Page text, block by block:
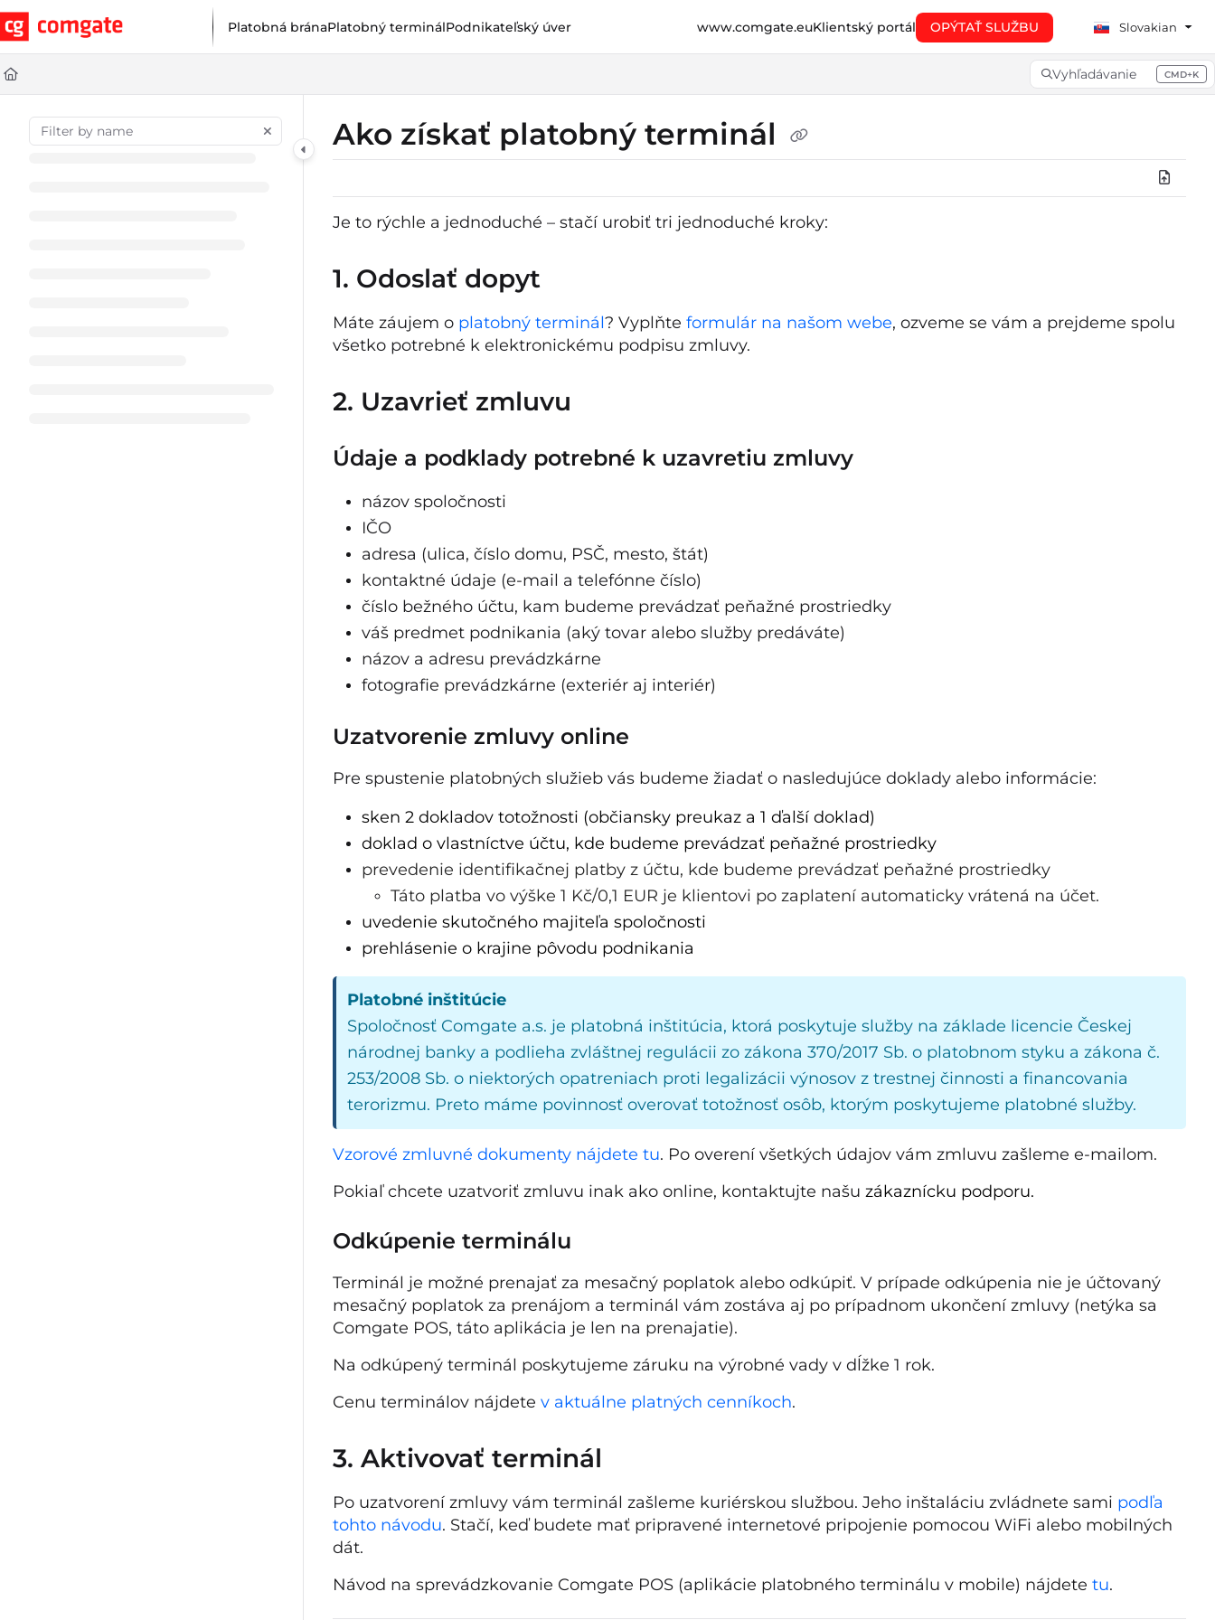
Documentation Index
Fetch the complete documentation index at:
Use this file to discover all available pages before exploring further.
Platobná bránaPlatobný terminálPodnikateľský úver www.comgate.euKlientský portál OPÝTAŤ SLUŽBU Slovakian
Vyhľadávanie CMD+K
Press CMD+K to open
Ako získať platobný terminál
Je to rýchle a jednoduché – stačí urobiť tri jednoduché kroky:
1. Odoslať dopyt
Máte záujem o platobný terminál? Vyplňte formulár na našom webe, ozveme se vám a prejdeme spolu
všetko potrebné k elektronickému podpisu zmluvy.
2. Uzavrieť zmluvu
Údaje a podklady potrebné k uzavretiu zmluvy
názov spoločnosti
IČO
adresa (ulica, číslo domu, PSČ, mesto, štát)
kontaktné údaje (e-mail a telefónne číslo)
číslo bežného účtu, kam budeme prevádzať peňažné prostriedky
váš predmet podnikania (aký tovar alebo služby predáváte)
názov a adresu prevádzkárne
fotografie prevádzkárne (exteriér aj interiér)
Uzatvorenie zmluvy online
Pre spustenie platobných služieb vás budeme žiadať o nasledujúce doklady alebo informácie:
sken 2 dokladov totožnosti (občiansky preukaz a 1 ďalší doklad)
doklad o vlastníctve účtu, kde budeme prevádzať peňažné prostriedky
prevedenie identifikačnej platby z účtu, kde budeme prevádzať peňažné prostriedky
Táto platba vo výške 1 Kč/0,1 EUR je klientovi po zaplatení automaticky vrátená na účet.
uvedenie skutočného majiteľa spoločnosti
prehlásenie o krajine pôvodu podnikania
Platobné inštitúcie
Spoločnosť Comgate a.s. je platobná inštitúcia, ktorá poskytuje služby na základe licencie Českej
národnej banky a podlieha zvláštnej regulácii zo zákona 370/2017 Sb. o platobnom styku a zákona č.
253/2008 Sb. o niektorých opatreniach proti legalizácii výnosov z trestnej činnosti a financovania
terorizmu. Preto máme povinnosť overovať totožnosť osôb, ktorým poskytujeme platobné služby.
Vzorové zmluvné dokumenty nájdete tu. Po overení všetkých údajov vám zmluvu zašleme e-mailom.
Pokiaľ chcete uzatvoriť zmluvu inak ako online, kontaktujte našu zákaznícku podporu.
Odkúpenie terminálu
Terminál je možné prenajať za mesačný poplatok alebo odkúpiť. V prípade odkúpenia nie je účtovaný
mesačný poplatok za prenájom a terminál vám zostáva aj po prípadnom ukončení zmluvy (netýka sa
Comgate POS, táto aplikácia je len na prenajatie).
Na odkúpený terminál poskytujeme záruku na výrobné vady v dĺžke 1 rok.
Cenu terminálov nájdete v aktuálne platných cenníkoch.
3. Aktivovať terminál
Po uzatvorení zmluvy vám terminál zašleme kuriérskou službou. Jeho inštaláciu zvládnete sami podľa
tohto návodu. Stačí, keď budete mať pripravené internetové pripojenie pomocou WiFi alebo mobilných
dát.
Návod na sprevádzkovanie Comgate POS (aplikácie platobného terminálu v mobile) nájdete tu.